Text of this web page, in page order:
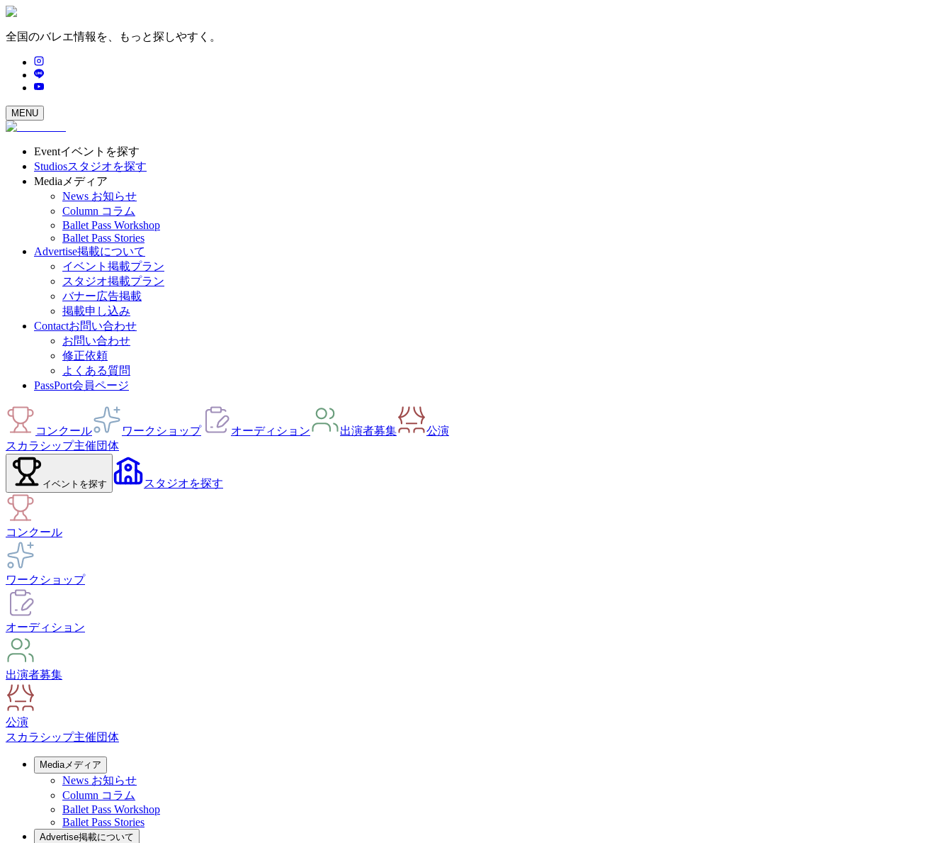
全国のバレエ情報を、もっと探しやすく。
MENU
Eventイベントを探す
Studiosスタジオを探す
Media メディア
News お知らせ
Column コラム
Ballet Pass Workshop
Ballet Pass Stories
Advertise掲載について
イベント掲載プラン
スタジオ掲載プラン
バナー広告掲載
掲載申し込み
Contactお問い合わせ
お問い合わせ
修正依頼
よくある質問
PassPort会員ページ
コンクール ワークショップ オーディション 出演者募集
公演
スカラシップ主催団体
イベント を探す スタジオを探す
コンクール
ワークショップ
オーディション
出演者募集
公演
スカラシップ主催団体
Mediaメディア
News お知らせ
Column コラム
Ballet Pass Workshop
Ballet Pass Stories
Advertise掲載について